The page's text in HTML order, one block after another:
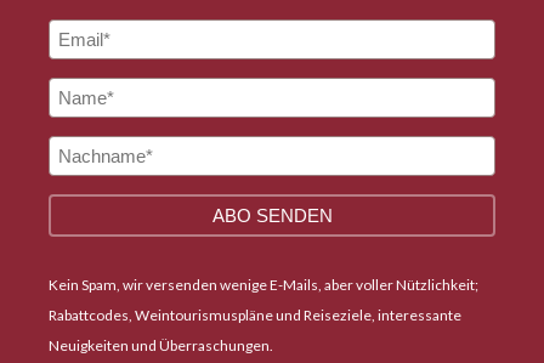
Kein Spam, wir versenden wenige E-Mails, aber voller Nützlichkeit;
Rabattcodes, Weintourismuspläne und Reiseziele, interessante
Neuigkeiten und Überraschungen.